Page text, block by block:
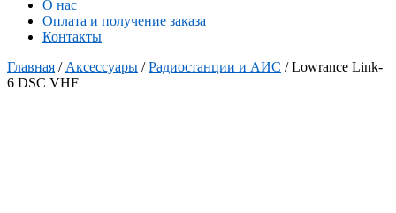
О нас
Оплата и получение заказа
Контакты
Главная / Аксессуары /Радиостанции и АИС / Lowrance Link-
6 DSC VHF